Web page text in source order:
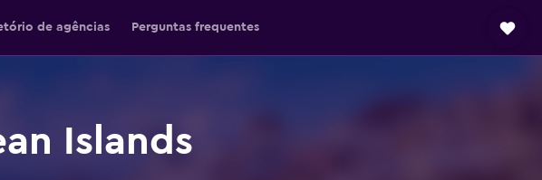
de agências Perguntas frequentes
Islands